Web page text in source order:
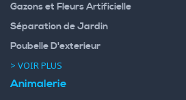
Gazons et Fleurs Artificielle
Séparation de Jardin
Poubelle D'exterieur
> VOIR PLUS
Animalerie